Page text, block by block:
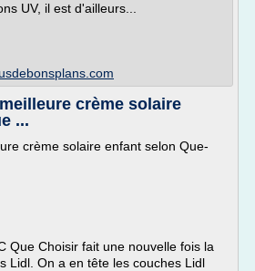
UV, il est d'ailleurs...
crème solaire
...
crème solaire enfant selon Que-
Que Choisir fait une nouvelle fois la
Lidl. On a en tête les couches Lidl